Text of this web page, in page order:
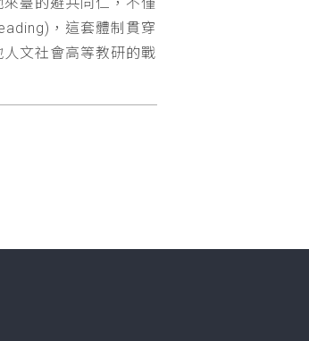
，這套體制貫穿
文社會高等教研的戰